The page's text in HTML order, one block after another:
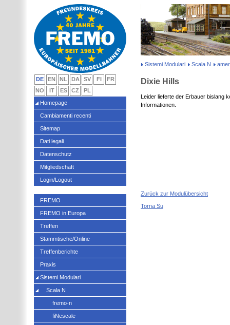
Sistemi Modulari Scala N
Dixie Hills
Leider lieferte der Erbauer bislang
Informationen.
Zurück zur Modulübersicht
Torna Su
DE EN NL DA SV FI
FR
NO
IT ES CZ
PL
Homepage
Cambiamenti recenti
Sitemap
Dati legali
Datenschutz
Mitgliedschaft
Login/Logout
FREMO
FREMO in Europa
Treffen
Stammtische/Online
Treffenberichte
Praxis
Sistemi Modulari
Scala N
fremo-n
fiNescale